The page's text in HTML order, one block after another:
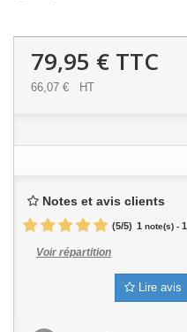
79,95 € TTC
66,07 € HT
Notes et avis clients
(5/5) 1 note(s) - 1
Voir répartition
Lire avis